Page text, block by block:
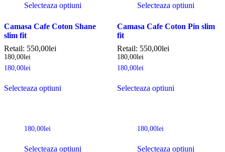
Selecteaza optiuni
Camasa Cafe Coton Shane
slim fit
Retail: 550,00lei
180,00lei
180,00lei
Selecteaza optiuni
Selecteaza optiuni
Camasa Cafe Coton Pin slim
fit
Retail: 550,00lei
180,00lei
180,00lei
Selecteaza optiuni
180,00lei
Selecteaza optiuni
180,00lei
Selecteaza optiuni